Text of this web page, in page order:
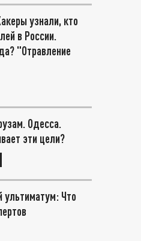
узнали, кто
в России.
"Отравление
Одесса.
эти цели?
ультиматум: Что